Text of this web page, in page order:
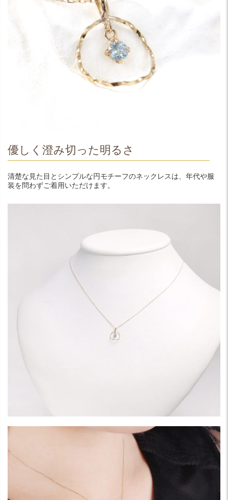
優しく澄み切った明るさ
清楚な見た目とシンプルな円モチーフのネックレスは、年代や服
装を問わずご着用いただけます。